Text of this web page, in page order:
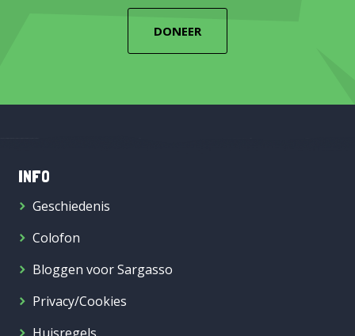
DONEER
INFO
Geschiedenis
Colofon
Bloggen voor Sargasso
Privacy/Cookies